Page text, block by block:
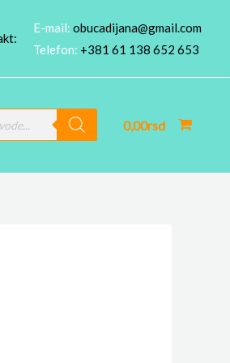
E-mail: obucadijana@gmail.com
Telefon: +381 61 138 652 653
0,00rsd